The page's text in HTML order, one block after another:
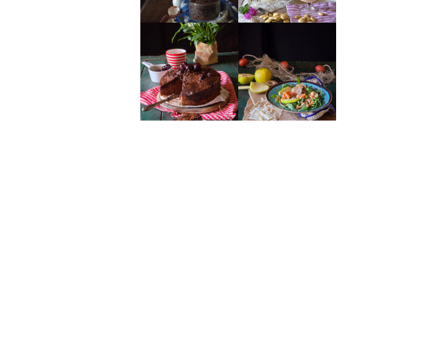
TORTA DOPPIO
CIOCCOLATO E
CILIEGIE
INSALATA DI
SALMONE
AFFUMICATO,
MELE, NOCI,
RUCOLA